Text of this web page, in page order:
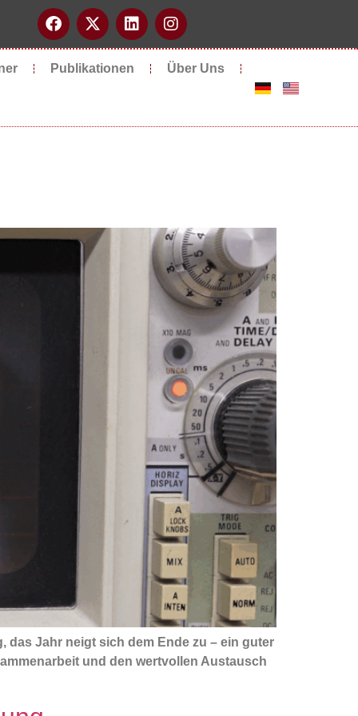
Publikationen Über Uns
das Jahr neigt sich dem Ende zu – ein guter
und den wertvollen Austausch